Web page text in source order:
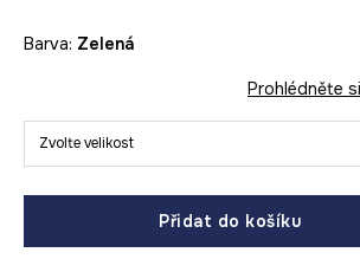
Barva: zelená
Prohlédněte
Zvolte velikost
Přidat do košíku